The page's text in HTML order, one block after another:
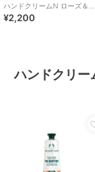
*、オリーブ果実
葉油、ローズマリ
ターオレンジ葉／
ン、コメヌカロウ
グルコシド、トコ
クエン酸、クエン
*オーガニック原
ハンドクリームN ローズ＆シ
ダーウッド
¥2,200
ハンドクリー